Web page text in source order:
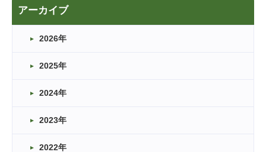
アーカイブ
2026年
2025年
2024年
2023年
2022年